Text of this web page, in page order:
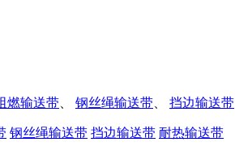
燃输送带 钢丝绳输送带 挡边输送带
钢丝绳输送带 挡边输送带 耐热输送带